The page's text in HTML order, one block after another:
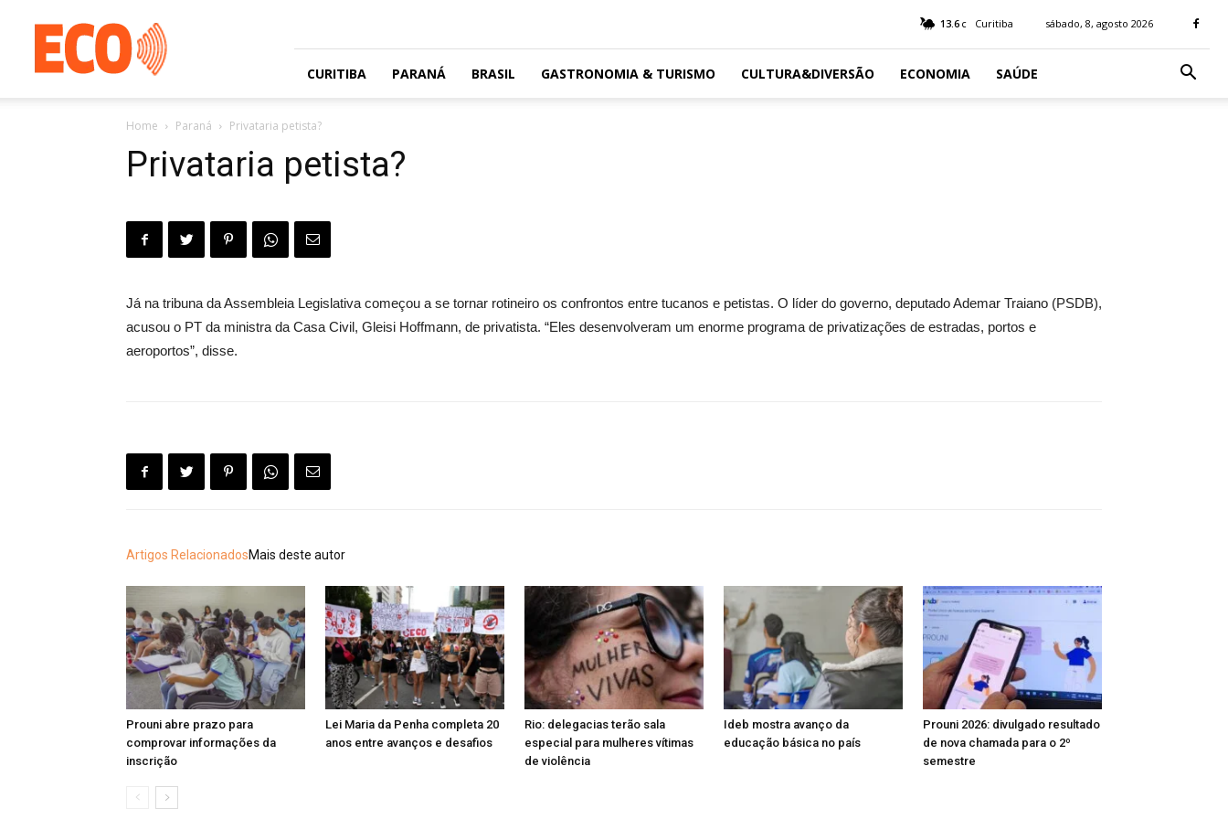
gratuito
com
circulação
13.6 C Curitiba sábado, 8, agosto 2026
CURITIBA PARANÁ BRASIL GASTRONOMIA & TURISMO CULTURA&DIVERSÃO ECONOMIA SAÚDE
Home Paraná Privataria petista?
Privataria petista?
Já na tribuna da Assembleia Legislativa começou a se tornar rotineiro os confrontos entre tucanos e petistas. O líder do governo, deputado Ademar Traiano (PSDB),
acusou o PT da ministra da Casa Civil, Gleisi Hoffmann, de privatista. “Eles desenvolveram um enorme programa de privatizações de estradas, portos e
aeroportos”, disse.
Artigos RelacionadosMais deste autor
Prouni abre prazo para
comprovar informações da
inscrição
Lei Maria da Penha completa 20
anos entre avanços e desafios
Rio: delegacias terão sala
especial para mulheres vítimas
de violência
Ideb mostra avanço da
educação básica no país
Prouni 2026: divulgado resultado
de nova chamada para o 2º
semestre